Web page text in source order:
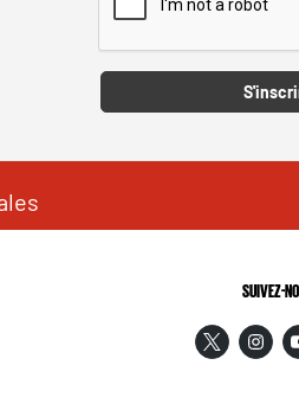
SUIVEZ-